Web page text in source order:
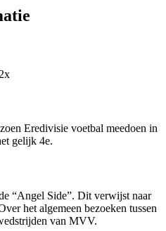
Eredivisie voetbal meedoen in
gelijk 4e.
“Angel Side”. Dit verwijst naar
het algemeen bezoeken tussen
van MVV.